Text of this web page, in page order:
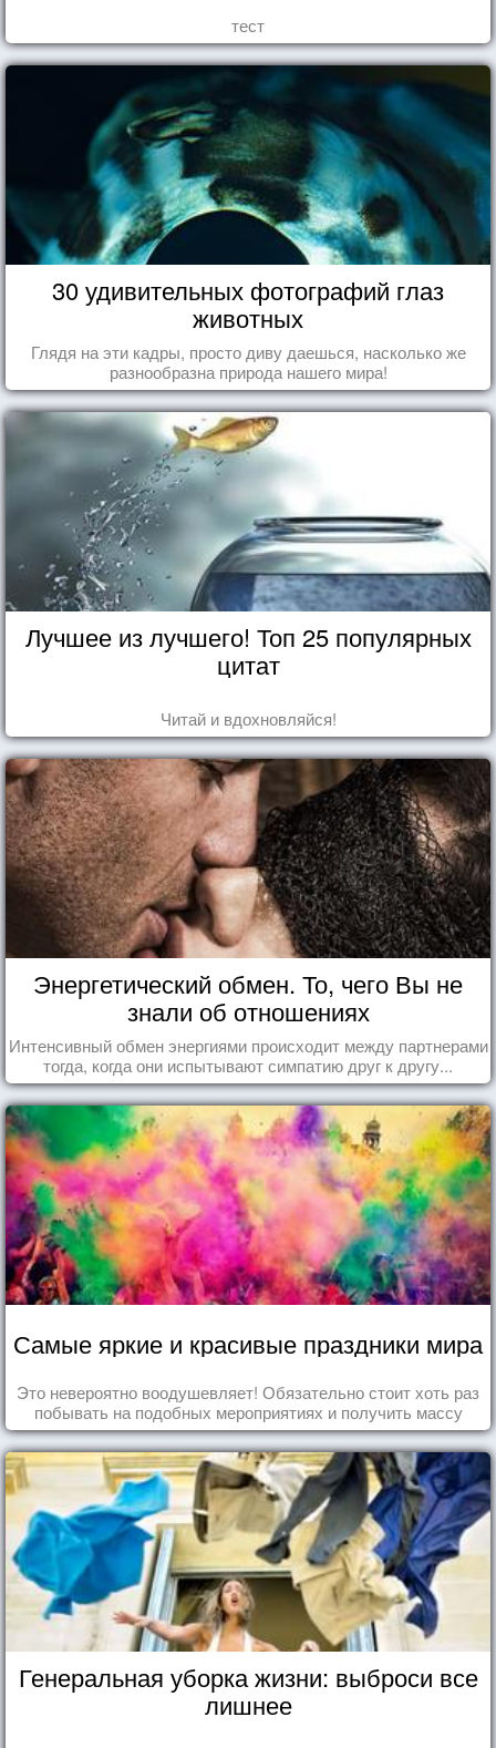
тест
30 удивительных фотографий глаз
животных
Глядя на эти кадры, просто диву даешься, насколько же
разнообразна природа нашего мира!
Лучшее из лучшего! Топ 25 популярных
цитат
Читай и вдохновляйся!
Энергетический обмен. То, чего Вы не
знали об отношениях
Интенсивный обмен энергиями происходит между партнерами
тогда, когда они испытывают симпатию друг к другу...
Самые яркие и красивые праздники мира
Это невероятно воодушевляет! Обязательно стоит хоть раз
побывать на подобных мероприятиях и получить массу
впечатлений!
Генеральная уборка жизни: выброси все
лишнее